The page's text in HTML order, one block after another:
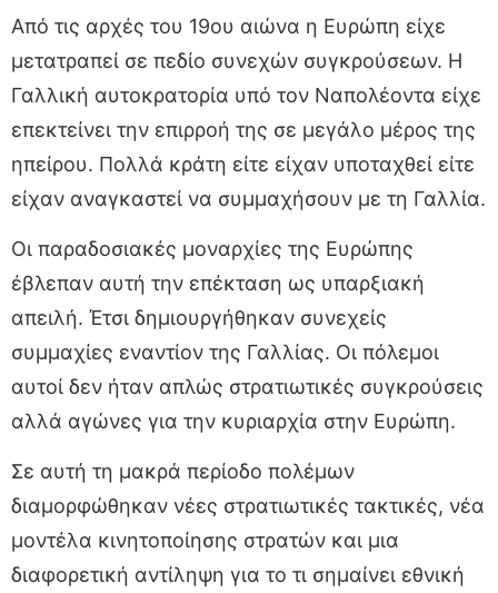
Από τις αρχές του 19ου αιώνα η Ευρώπη είχε
μετατραπεί σε πεδίο συνεχών συγκρούσεων. Η
Γαλλική αυτοκρατορία υπό τον Ναπολέοντα είχε
επεκτείνει την επιρροή της σε μεγάλο μέρος της
ηπείρου. Πολλά κράτη είτε είχαν υποταχθεί είτε
είχαν αναγκαστεί να συμμαχήσουν με τη Γαλλία.
Οι παραδοσιακές μοναρχίες της Ευρώπης
έβλεπαν αυτή την επέκταση ως υπαρξιακή
απειλή. Έτσι δημιουργήθηκαν συνεχείς
συμμαχίες εναντίον της Γαλλίας. Οι πόλεμοι
αυτοί δεν ήταν απλώς στρατιωτικές συγκρούσεις
αλλά αγώνες για την κυριαρχία στην Ευρώπη.
Σε αυτή τη μακρά περίοδο πολέμων
διαμορφώθηκαν νέες στρατιωτικές τακτικές, νέα
μοντέλα κινητοποίησης στρατών και μια
διαφορετική αντίληψη για το τι σημαίνει εθνική